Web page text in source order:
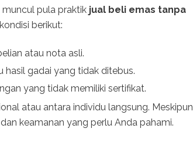
muncul pula praktik jual beli emas tanpa
berikut:
atau nota asli.
hasil gadai yang tidak ditebus.
yang tidak memiliki sertifikat.
atau antara individu langsung. Meskipun
keamanan yang perlu Anda pahami.